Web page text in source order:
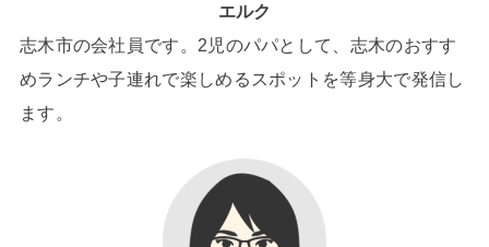
エルク
志木市の会社員です。2児のパパとして、志木のおすす
めランチや子連れで楽しめるスポットを等身大で発信し
ます。